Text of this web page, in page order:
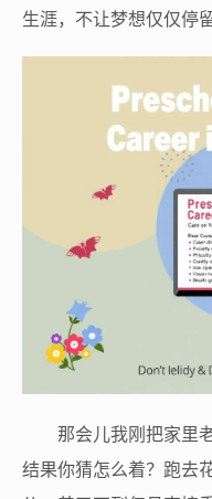
生涯，不让梦想仅仅停
那会儿我刚把家里
结果你猜怎么着？跑去